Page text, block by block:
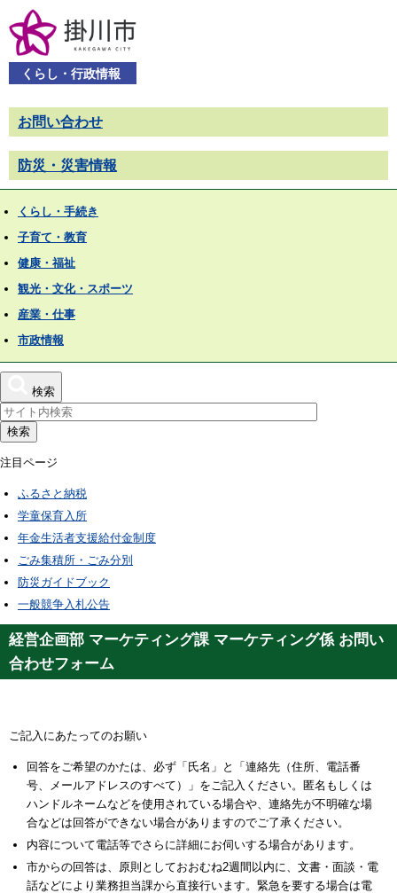
くらし・行政情報
お問い合わせ
防災・災害情報
くらし・手続き
子育て・教育
健康・福祉
観光・文化・スポーツ
産業・仕事
市政情報
検索
検索
注目ページ
ふるさと納税
学童保育入所
年金生活者支援給付金制度
ごみ集積所・ごみ分別
防災ガイドブック
一般競争入札公告
経営企画部 マーケティング課 マーケティング係 お問い
合わせフォーム
ご記入にあたってのお願い
回答をご希望のかたは、必ず「氏名」と「連絡先（住所、電話番
号、メールアドレスのすべて）」をご記入ください。匿名もしくは
ハンドルネームなどを使用されている場合や、連絡先が不明確な場
合などは回答ができない場合がありますのでご了承ください。
内容について電話等でさらに詳細にお伺いする場合があります。
市からの回答は、原則としておおむね2週間以内に、文書・面談・電
話などにより業務担当課から直接行います。緊急を要する場合は電